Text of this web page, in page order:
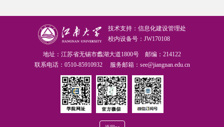
技术支持：信息化建设管理处
校内设备号：JW170108
地址：江苏省无锡市蠡湖大道1800号 邮编：214122
联系电话：0510-85910932 服务邮箱：see@jiangnan.edu.cn